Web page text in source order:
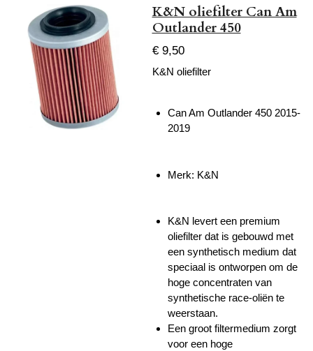
K&N oliefilter Can Am
Outlander 450
€ 9,50
K&N oliefilter
Can Am Outlander 450 2015-
2019
Merk: K&N
K&N levert een premium
oliefilter dat is gebouwd met
een synthetisch medium dat
speciaal is ontworpen om de
hoge concentraten van
synthetische race-oliën te
weerstaan.
Een groot filtermedium zorgt
voor een hoge